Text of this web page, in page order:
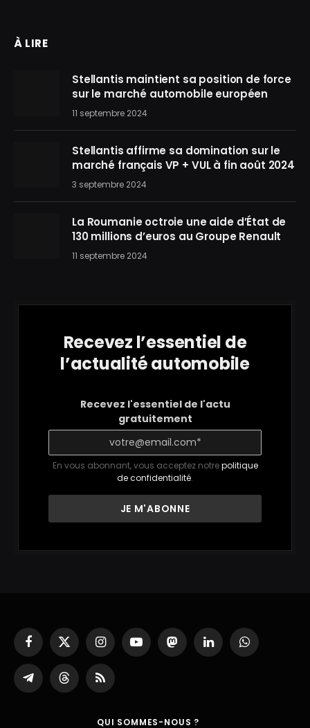
À LIRE
Stellantis maintient sa position de force
sur le marché automobile européen
11 septembre 2024
Stellantis affirme sa domination sur le
marché français VP + VUL à fin août 2024
3 septembre 2024
La Roumanie octroie une aide d’État de
130 millions d’euros au Groupe Renault
11 septembre 2024
Recevez l’essentiel de
l’actualité automobile
Recevez l'essentiel de l'actu
gratuitement
En vous abonnant, vous acceptez notrepolitique
de confidentialité.
Facebook
X
(Twitter)
InstagramYouTubeMastodonLinkedInWhatsApp
Partager
sur
ThreadsRSS
QUI SOMMES-NOUS ?